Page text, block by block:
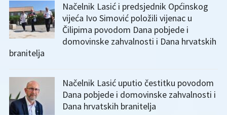
Načelnik Lasić i predsjednik Općinskog
vijeća Ivo Simović položili vijenac u
Čilipima povodom Dana pobjede i
domovinske zahvalnosti i Dana hrvatskih
branitelja
Načelnik Lasić uputio čestitku povodom
Dana pobjede i domovinske zahvalnosti i
Dana hrvatskih branitelja